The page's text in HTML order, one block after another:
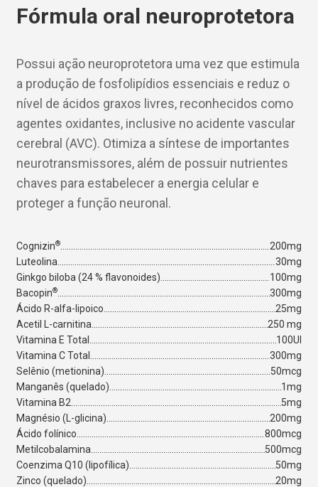
Fórmula oral neuroprotetora
Possui ação neuroprotetora uma vez que estimula
a produção de fosfolipídios essenciais e reduz o
nível de ácidos graxos livres, reconhecidos como
agentes oxidantes, inclusive no acidente vascular
cerebral (AVC). Otimiza a síntese de importantes
neurotransmissores, além de possuir nutrientes
chaves para estabelecer a energia celular e
proteger a função neuronal.
Cognizin®
200mg
Luteolina
30mg
Ginkgo biloba (24 % flavonoides)
100mg
Bacopin®
300mg
Ácido R-alfa-lipoico
25mg
Acetil L-carnitina
250 mg
Vitamina E Total
100UI
Vitamina C Total
300mg
Selênio (metionina)
50mcg
Manganês (quelado)
1mg
Vitamina B2
5mg
Magnésio (L-glicina)
200mg
Ácido folínico
800mcg
Metilcobalamina
500mcg
Coenzima Q10 (lipofílica)
50mg
Zinco (quelado)
20mg